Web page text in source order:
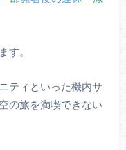
す。
ティといった機内サ
の旅を満喫できない